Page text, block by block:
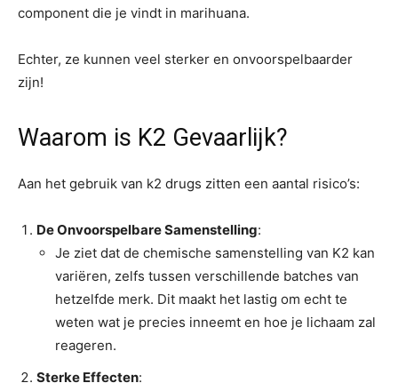
component die je vindt in marihuana.
Echter, ze kunnen veel sterker en onvoorspelbaarder
zijn!
Waarom is K2 Gevaarlijk?
Aan het gebruik van k2 drugs zitten een aantal risico’s:
De Onvoorspelbare Samenstelling:
Je ziet dat de chemische samenstelling van K2 kan
variëren, zelfs tussen verschillende batches van
hetzelfde merk. Dit maakt het lastig om echt te
weten wat je precies inneemt en hoe je lichaam zal
reageren.
Sterke Effecten: